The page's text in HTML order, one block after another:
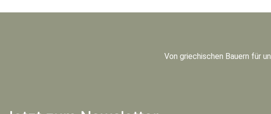
Von griechischen Bauern für